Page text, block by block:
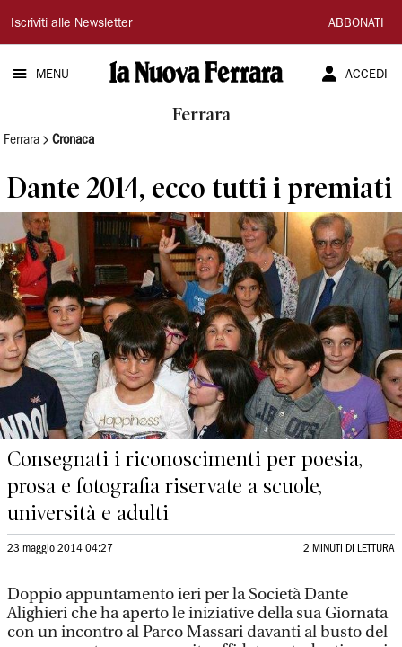
La
Nuova
Ferrara
Iscriviti alle Newsletter ABBONATI
MENU ACCEDI
Ferrara
Ferrara Cronaca
Dante 2014, ecco tutti i premiati
Consegnati i riconoscimenti per poesia,
prosa e fotografia riservate a scuole,
università e adulti
23 maggio 2014 04:27 2 MINUTI DI LETTURA
Doppio appuntamento ieri per la Società Dante
Alighieri che ha aperto le iniziative della sua Giornata
con un incontro al Parco Massari davanti al busto del